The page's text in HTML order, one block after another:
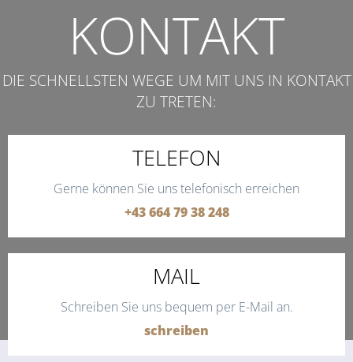
KONTAKT
DIE SCHNELLSTEN WEGE UM MIT UNS IN KONTAKT
ZU TRETEN:
TELEFON
Gerne können Sie uns telefonisch erreichen
+43 664 79 38 248
MAIL
Schreiben Sie uns bequem per E-Mail an.
schreiben